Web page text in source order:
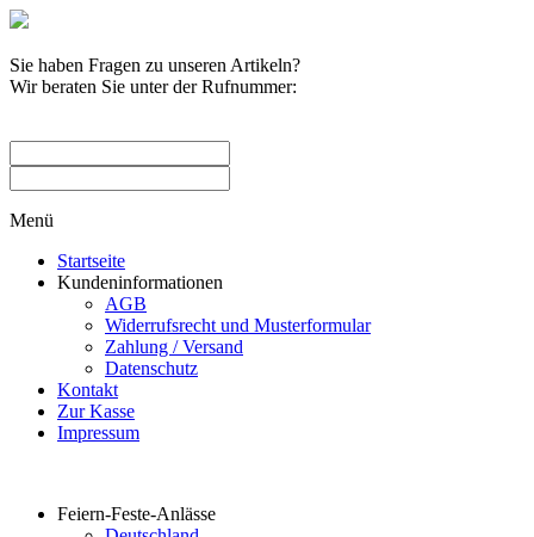
Sie haben Fragen zu unseren Artikeln?
Wir beraten Sie unter der Rufnummer:
Menü
Startseite
Kundeninformationen
AGB
Widerrufsrecht und Musterformular
Zahlung / Versand
Datenschutz
Kontakt
Zur Kasse
Impressum
Feiern-Feste-Anlässe